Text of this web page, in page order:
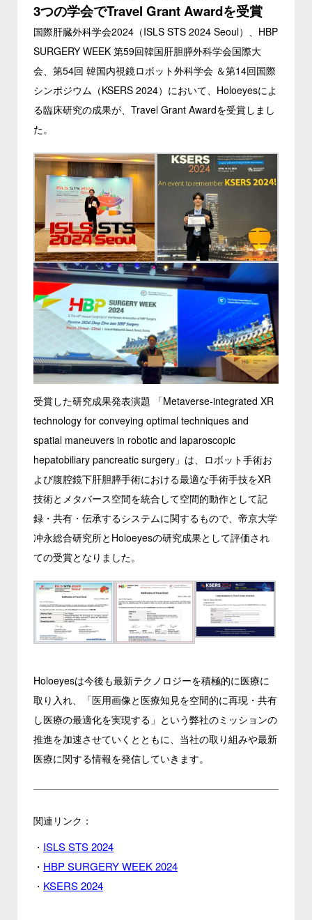
3つの学会でTravel Grant Awardを受賞
国際肝臓外科学会2024（ISLS STS 2024 Seoul）、HBP
SURGERY WEEK 第59回韓国肝胆膵外科学会国際大
会、第54回 韓国内視鏡ロボット外科学会 ＆第14回国際
シンポジウム（KSERS 2024）において、Holoeyesによ
る臨床研究の成果が、Travel Grant Awardを受賞しまし
た。
受賞した研究成果発表演題 「Metaverse-integrated XR
technology for conveying optimal techniques and
spatial maneuvers in robotic and laparoscopic
hepatobiliary pancreatic surgery」は、ロボット手術お
よび腹腔鏡下肝胆膵手術における最適な手術手技をXR
技術とメタバース空間を統合して空間的動作として記
録・共有・伝承するシステムに関するもので、帝京大学
冲永総合研究所とHoloeyesの研究成果として評価され
ての受賞となりました。
Holoeyesは今後も最新テクノロジーを積極的に医療に
取り入れ、「医用画像と医療知見を空間的に再現・共有
し医療の最適化を実現する」という弊社のミッションの
推進を加速させていくとともに、当社の取り組みや最新
医療に関する情報を発信していきます。
関連リンク：
・ ISLS STS 2024
・ HBP SURGERY WEEK 2024
・ KSERS 2024